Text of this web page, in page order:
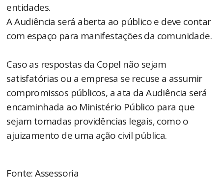
entidades.
A Audiência será aberta ao público e deve contar
com espaço para manifestações da comunidade.
Caso as respostas da Copel não sejam
satisfatórias ou a empresa se recuse a assumir
compromissos públicos, a ata da Audiência será
encaminhada ao Ministério Público para que
sejam tomadas providências legais, como o
ajuizamento de uma ação civil pública.
Fonte: Assessoria